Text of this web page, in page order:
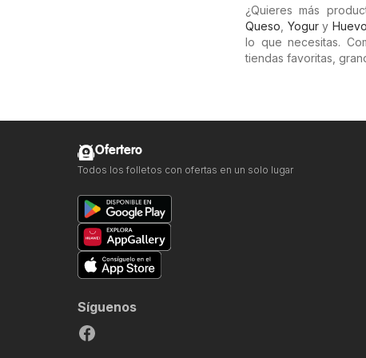
¿Quieres más
Queso Yogury
lo que necesitas.
tiendas favoritas,
Ofertero
Todos los folletos con ofertas en un solo lugar
Síguenos